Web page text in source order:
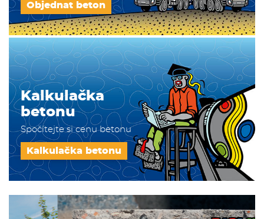
Objednat beton
Kalkulačka
betonu
Spočítejte si cenu betonu
Kalkulačka betonu